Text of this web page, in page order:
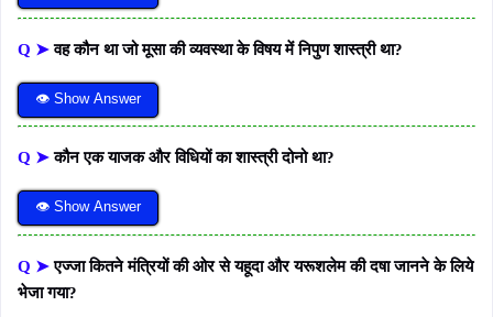
Q ➤वह कौन था जो मूसा की व्यवस्था के विषय में निपुण शास्त्री था?
👁 Show Answer
Q ➤कौन एक याजक और विधियों का शास्त्री दोनो था?
👁 Show Answer
Q ➤एज्जा कितने मंत्रियों की ओर से यहूदा और यरूशलेम की दषा जानने के लिये
भेजा गया?